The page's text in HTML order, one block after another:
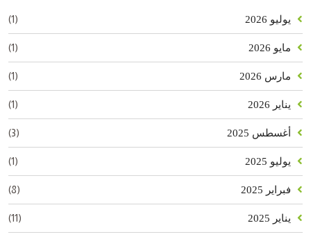
يوليو 2026 (1)
مايو 2026 (1)
مارس 2026 (1)
يناير 2026 (1)
أغسطس 2025 (3)
يوليو 2025 (1)
فبراير 2025 (8)
يناير 2025 (11)